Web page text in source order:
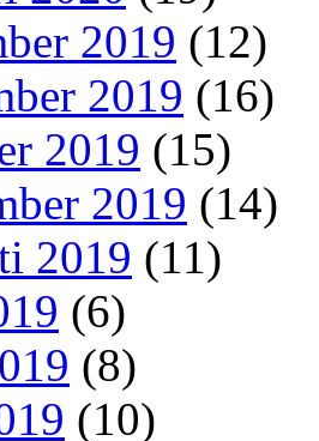
2019 (12)
2019 (16)
2019 (15)
2019 (14)
2019 (11)
(6)
(8)
(10)